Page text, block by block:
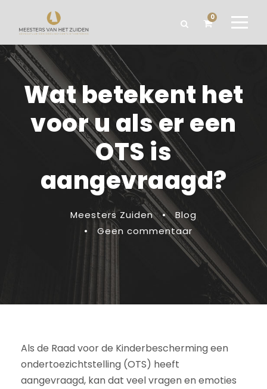
0
Wat betekent het
voor u als er een
OTS is
aangevraagd?
Meesters Zuiden •
Blog
•
Geen commentaar
Als de Raad voor de Kinderbescherming een
ondertoezichtstelling (OTS) heeft
aangevraagd, kan dat veel vragen en emoties